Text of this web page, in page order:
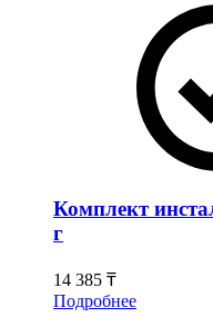
Комплект
г
14 385 ₸
Подробнее